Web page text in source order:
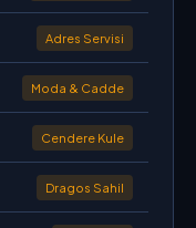
Adres Servisi
Moda & Cadde
Cendere Kule
Dragos Sahil